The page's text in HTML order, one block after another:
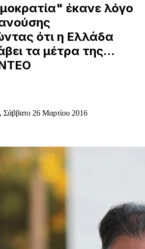
έκανε λόγο
ότι η Ελλάδα
τα μέτρα της...
Σάββατο 26 Μαρτίου 2016